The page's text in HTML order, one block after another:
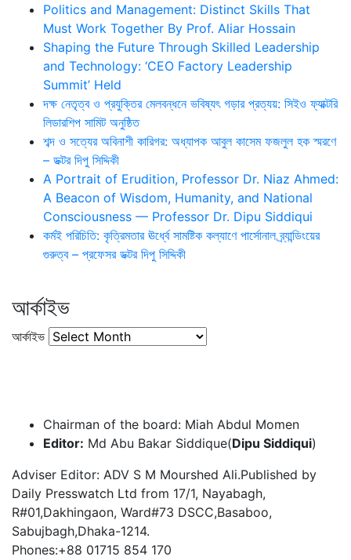
Politics and Management: Distinct Skills That
Must Work Together By Prof. Aliar Hossain
Shaping the Future Through Skilled Leadership
and Technology: ‘CEO Factory Leadership
Summit’ Held
দক্ষ নেতৃত্ব ও প্রযুক্তির মেলবন্ধনে ভবিষ্যৎ গড়ার প্রত্যয়: সিইও ফ্যাক্টরি
লিডারশিপ সামিট অনুষ্ঠিত
শব্দ ও সত্যের অবিনাশী কারিগর: অধ্যাপক আবুল কাসেম ফজলুল হক স্মরণে
– ডক্টর দিপু সিদ্দিকী
A Portrait of Erudition, Professor Dr. Niaz Ahmed:
A Beacon of Wisdom, Humanity, and National
Consciousness — Professor Dr. Dipu Siddiqui
কর্মই পরিচিতি: কৃত্রিমতার ঊর্ধ্বে সামষ্টিক কল্যাণে পার্সোনাল ব্র্যান্ডিংয়ের
গুরুত্ব – প্রফেসর ডক্টর দিপু সিদ্দিকী
আর্কাইভ
আর্কাইভ
Chairman of the board: Miah Abdul Momen
Editor: Md Abu Bakar Siddique(Dipu Siddiqui)
Adviser Editor: ADV S M Mourshed Ali.Published by
Daily Presswatch Ltd from 17/1, Nayabagh,
R#01,Dakhingaon, Ward#73 DSCC,Basaboo,
Sabujbagh,Dhaka-1214.
Phones:+88 01715 854 170